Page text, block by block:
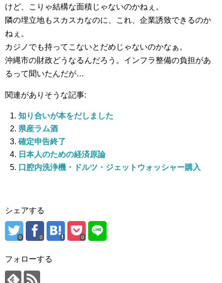
けど、こりゃ結構な面積じゃないのかねぇ。
隣の埋立地もスカスカなのに、これ、企業誘致できるのか
ねぇ。
カジノでも持ってこないとだめじゃないのかなぁ。
沖縄市の財政どうなるんだろう。インフラ整備の負担があ
るって聞いたんだが…
関連がありそうな記事:
知り合いが本をだしました
県産ラム酒
確定申告終了
日本人のための経済原論
口腔内洗浄機・ドルツ・ジェットウォッシャー購入
シェアする
0 0 0
フォローする